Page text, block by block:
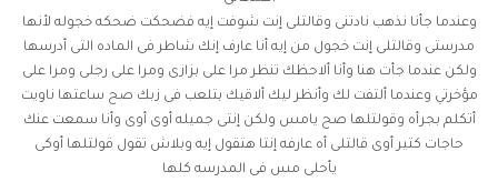
وعندما جأنا نذهب نادتنى وقالتلى إنت شوفت إيه فضحكت ضحكه خجوله لأنها
مدرستى وقالتلى إنت خجول من إيه أنا عارف إنك شاطر فى الماده التى أدرسها
ولكن عندما جأت هنا وأنا ألاحظك تنظر مرا على بزازى ومرا على رجلى ومرا على
مؤخرتي وعندما ألتفت لك وأنظر ليك ألاقيك بتلعب فى زبك صح ساعتها ناويت
أتكلم بجرأه وقولتلها صح يامس ولكن إنتى جميله أوى أوى وأنا سمعت عنك
حاجات كتير أوى قالتلى أه عارفه إنتا هتقول إيه وبلاش تقول قولتلها أوكى
يأحلى مس فى المدرسه كلها